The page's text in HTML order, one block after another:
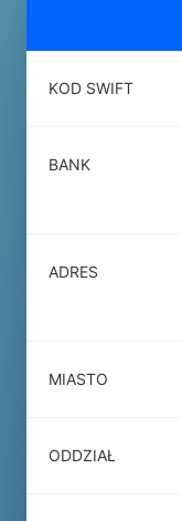
KOD SWIFT
BANK
ADRES
MIASTO
ODDZIAŁ